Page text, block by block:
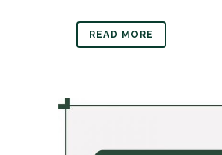
READ MORE